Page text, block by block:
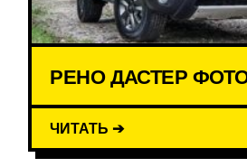
РЕНО ДАСТЕР
ЧИТАТЬ ➔